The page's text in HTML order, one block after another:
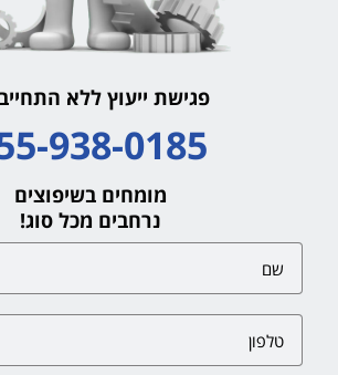
פגישת ייעוץ ללא
938-0185
מומחים בשיפוצים
נרחבים מכל סוג!